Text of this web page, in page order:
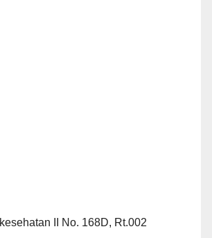
II No. 168D, Rt.002